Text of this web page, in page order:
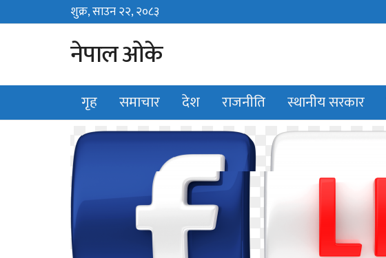
शुक्र, साउन २२, २०८३
नेपाल ओके
गृह समाचार देश राजनीति स्थानीय सरकार